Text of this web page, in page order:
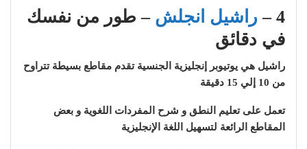
4 – راشيل انجلش – طور من نفسك
في دقائق
راشيل هي يوتيوبر إنجليزية الجنسية تقدم مقاطع بسيطة تتراوح
من 10 إلي 15 دقيقة
تعمل على تعليم النطق و شرح المفردات اللغوية و بعض
المقاطع الرائعة لتسهيل اللغة الإنجليزية